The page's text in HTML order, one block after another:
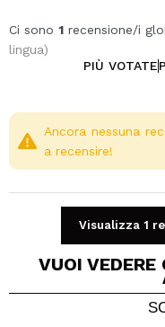
Disponibile in
tue preferite.
Ci sono 1 recensione/i
lingua)
PIÙ VOTATE
Ancora nessuna
a recensire!
Visualizza 1
VUOI VEDERE